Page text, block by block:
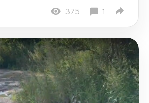
375 1